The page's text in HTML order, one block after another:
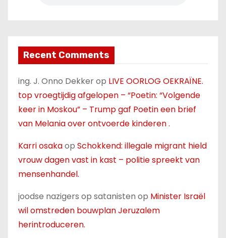
Recent Comments
ing. J. Onno Dekkerop LIVE OORLOG OEKRAÏNE.
top vroegtijdig afgelopen – “Poetin: “Volgende
keer in Moskou” – Trump gaf Poetin een brief
van Melania over ontvoerde kinderen .
Karri osakaop Schokkend: illegale migrant hield
vrouw dagen vast in kast – politie spreekt van
mensenhandel.
joodse nazigers op satanisten op Minister Israël
wil omstreden bouwplan Jeruzalem
herintroduceren.